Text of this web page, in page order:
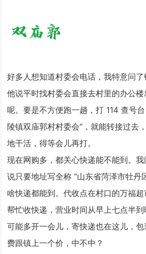
好多人想知道村委会电话，我特意问了
他说平时找村委会直接去村里的办公
呢。要是不方便跑一趟，打 114 查号
陵镇双庙郭村村委会”，就能转接过去
地干活，得等会儿再打。
现在网购多，都关心快递能不能到。我
说只要地址写全称 “山东省菏泽市牡丹
啥快递都能到。代收点在村口的万福
帮忙收快递，营业时间从早上七点半
可能多开一会儿，寄快递也在这儿，
费跟镇上一个价，中不中？